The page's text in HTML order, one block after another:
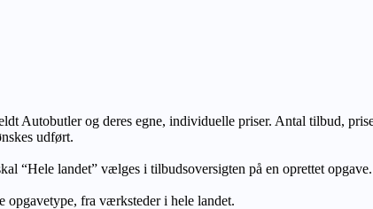
Autobutler og deres egne, individuelle priser. Antal tilbud,
udført.
“Hele landet” vælges i tilbudsoversigten på en oprettet opgave.
fra værksteder i hele landet.